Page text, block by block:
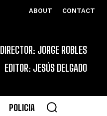
ABOUT CONTACT
DIRECTOR: JORGE ROBLES
EDITOR: JESÚS DELGADO
POLICIA